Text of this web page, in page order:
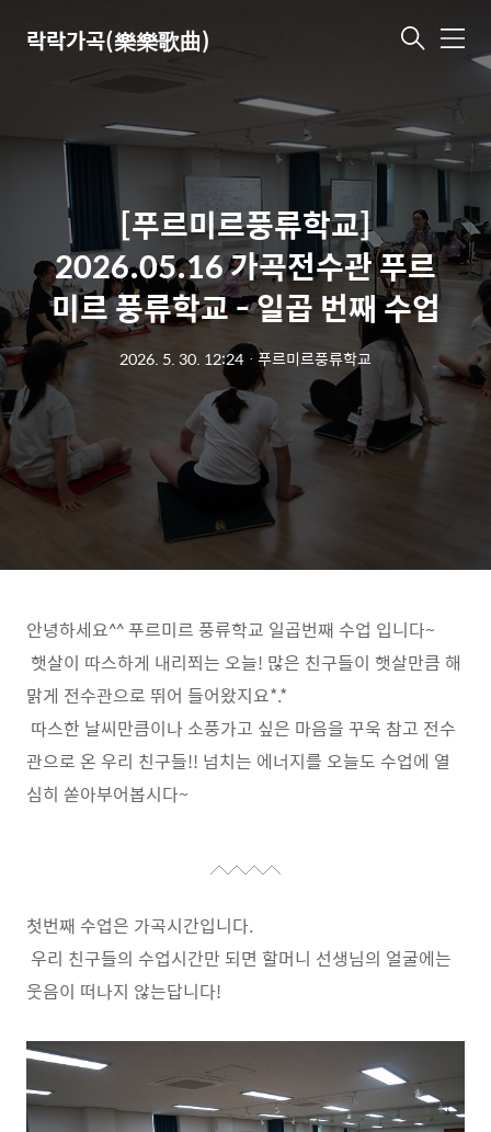
락락가곡(樂樂歌曲) 메
[푸르미르풍류학교]
2026.05.16 가곡전수관 푸르
미르 풍류학교 - 일곱 번째 수업
2026. 5. 30. 12:24ㆍ 푸르미르풍류학교
안녕하세요^^푸르미르 풍류학교 일곱번째 수업 입니다~
햇살이 따스하게 내리쬐는 오늘! 많은 친구들이 햇살만큼 해
맑게 전수관으로 뛰어 들어왔지요*.*
따스한 날씨만큼이나 소풍가고 싶은 마음을 꾸욱 참고 전수
관으로 온 우리 친구들!! 넘치는 에너지를 오늘도 수업에 열
심히 쏟아부어봅시다~
첫번째 수업은 가곡시간입니다.
우리 친구들의 수업시간만 되면 할머니 선생님의 얼굴에는
웃음이 떠나지 않는답니다!